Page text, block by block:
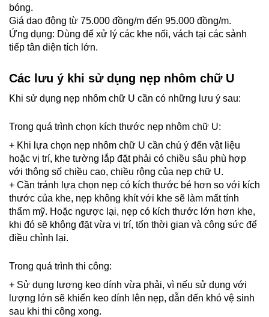
bóng.
Giá dao động từ 75.000 đồng/m đến 95.000 đồng/m.
Ứng dụng: Dùng để xử lý các khe nối, vách tại các sảnh
tiếp tân diện tích lớn.
Các lưu ý khi sử dụng nẹp nhôm chữ U
Khi sử dụng nẹp nhôm chữ U cần có những lưu ý sau:
Trong quá trình chọn kích thước nẹp nhôm chữ U:
+ Khi lựa chọn nẹp nhôm chữ U cần chú ý đến vật liệu
hoặc vị trí, khe tường lắp đặt phải có chiều sâu phù hợp
với thông số chiều cao, chiều rộng của nẹp chữ U.
+ Cần tránh lựa chọn nẹp có kích thước bé hơn so với kích
thước của khe, nẹp không khít với khe sẽ làm mất tính
thẩm mỹ. Hoặc ngược lại, nẹp có kích thước lớn hơn khe,
khi đó sẽ không đặt vừa vị trí, tốn thời gian và công sức để
điều chỉnh lại.
Trong quá trình thi công:
+ Sử dụng lượng keo dính vừa phải, vì nếu sử dụng với
lượng lớn sẽ khiến keo dính lên nẹp, dẫn đến khó vệ sinh
sau khi thi công xong.